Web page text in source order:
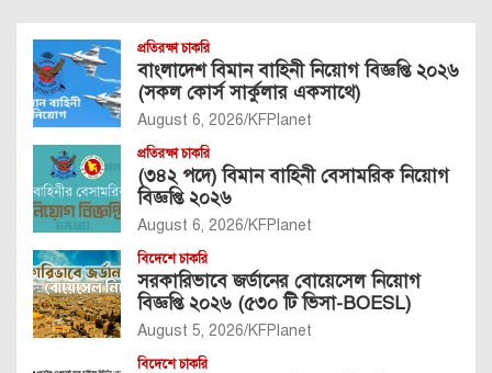
প্রতিরক্ষা চাকরি
বাংলাদেশ বিমান বাহিনী নিয়োগ বিজ্ঞপ্তি ২০২৬
(সকল কোর্স সার্কুলার একসাথে)
August 6, 2026 KFPlanet
প্রতিরক্ষা চাকরি
(৩৪২ পদে) বিমান বাহিনী বেসামরিক নিয়োগ
বিজ্ঞপ্তি ২০২৬
August 6, 2026 KFPlanet
বিদেশে চাকরি
সরকারিভাবে জর্ডানের বোয়েসেল নিয়োগ
বিজ্ঞপ্তি ২০২৬ (৫৩০ টি ভিসা-BOESL)
August 5, 2026 KFPlanet
বিদেশে চাকরি